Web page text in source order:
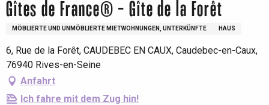
Gîtes de France® - Gîte de la Forêt
MÖBLIERTE UND UNMÖBLIERTE MIETWOHNUNGEN, UNTERKÜNFTE HAUS
6, Rue de la Forêt, CAUDEBEC EN CAUX, Caudebec-en-Caux,
76940 Rives-en-Seine
Anfahrt
Ich fahre mit dem Zug hin!